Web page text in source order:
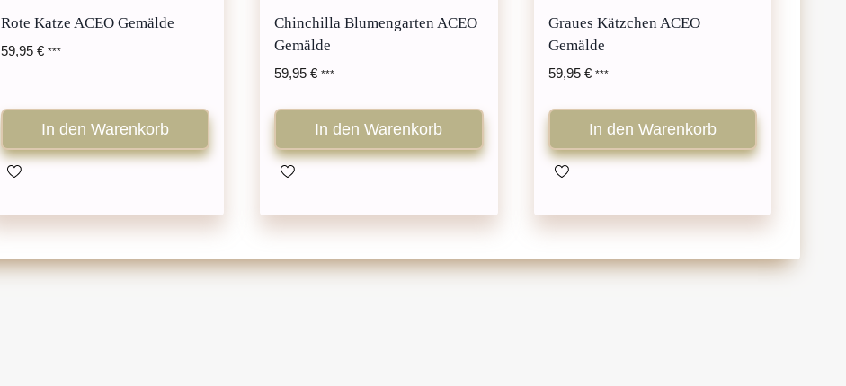
Rote Katze ACEO Gemälde
59,95 € ***
In den Warenkorb
Chinchilla Blumengarten ACEO
Gemälde
59,95 € ***
In den Warenkorb
Graues Kätzchen ACEO
Gemälde
59,95 € ***
In den Warenkorb